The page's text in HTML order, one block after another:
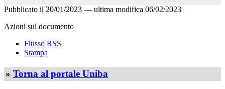
Pubblicato il 20/01/2023 — ultima modifica 06/02/2023
Azioni sul documento
Flusso RSS
Stampa
» Torna al portale Uniba